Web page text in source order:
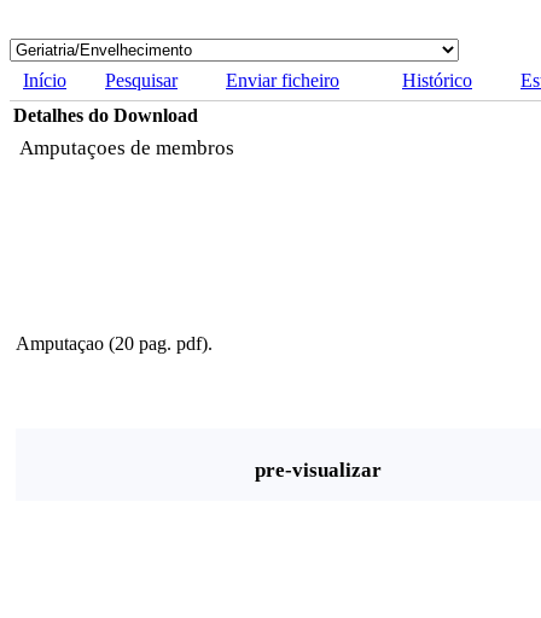
Início Pesquisar Enviar ficheiro Histórico
Detalhes do Download
Amputaçoes de membros
Amputaçao (20 pag. pdf).
pre-visualizar